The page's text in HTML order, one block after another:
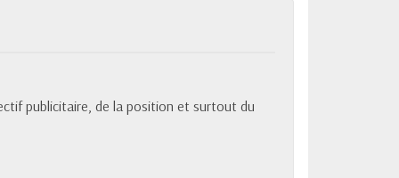
publicitaire, de la position et surtout du